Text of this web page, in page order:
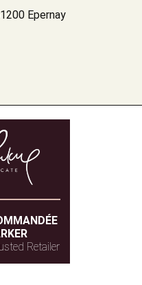
Epernay
Retailer